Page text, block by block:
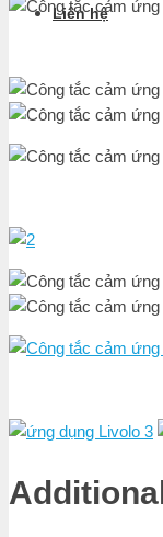
Liên hệ